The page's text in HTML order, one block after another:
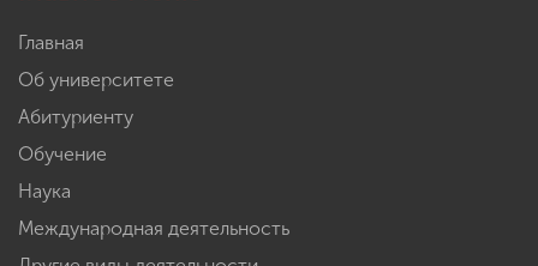
Главная
Об университете
Абитуриенту
Обучение
Наука
Международная деятельность